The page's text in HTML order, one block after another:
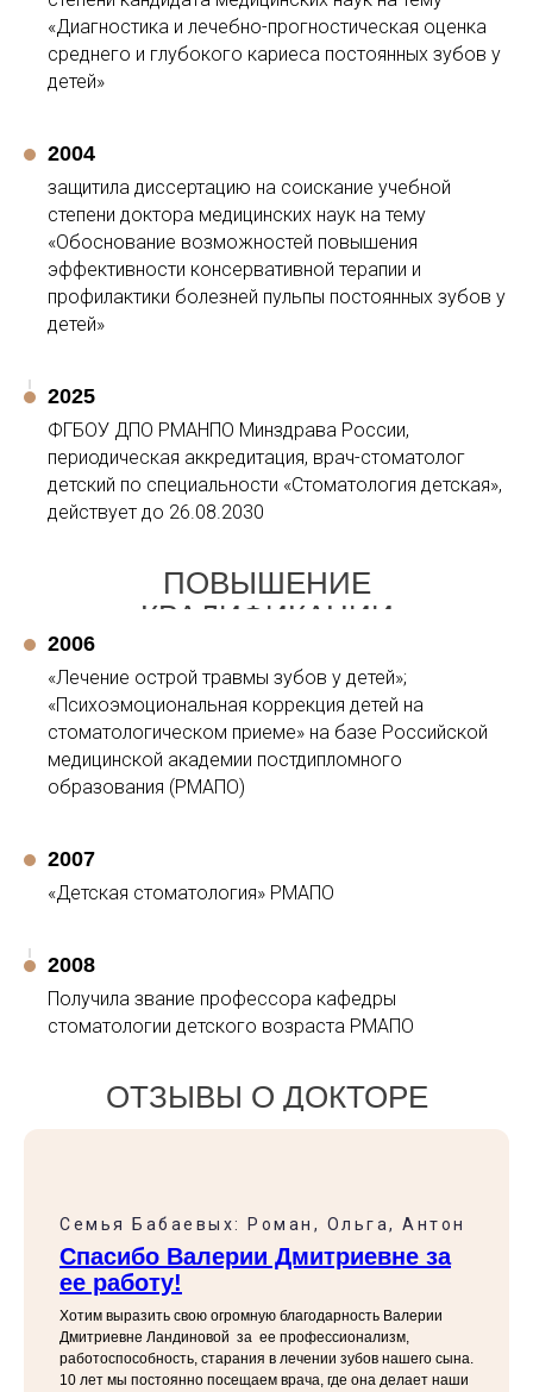
«Диагностика и лечебно-прогностическая оценка
среднего и глубокого кариеса постоянных зубов у
детей»
2004
защитила диссертацию на соискание учебной
степени доктора медицинских наук на тему
«Обоснование возможностей повышения
эффективности консервативной терапии и
профилактики болезней пульпы постоянных зубов у
детей»
2025
ФГБОУ ДПО РМАНПО Минздрава России,
периодическая аккредитация, врач-стоматолог
детский по специальности «Стоматология детская»,
действует до 26.08.2030
ПОВЫШЕНИЕ
КВАЛИФИКАЦИИ
2006
«Лечение острой травмы зубов у детей»;
«Психоэмоциональная коррекция детей на
стоматологическом приеме» на базе Российской
медицинской академии постдипломного
образования (РМАПО)
2007
«Детская стоматология» РМАПО
2008
Получила звание профессора кафедры
стоматологии детского возраста РМАПО
ОТЗЫВЫ О ДОКТОРЕ
Семья Бабаевых: Роман, Ольга, Антон
Спасибо Валерии Дмитриевне за
ее работу!
Хотим выразить свою огромную благодарность Валерии
Дмитриевне Ландиновой за ее профессионализм,
работоспособность, старания в лечении зубов нашего сына.
10 лет мы постоянно посещаем врача, где она делает наши